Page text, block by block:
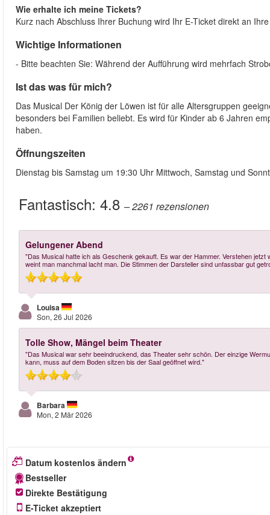
Wie erhalte ich meine Tickets?
Kurz nach Abschluss Ihrer Buchung wird Ihr E-Ticket direkt an
Wichtige Informationen
- Bitte beachten Sie: Während der Aufführung wird mehrfach
Ist das was für mich?
Das Musical Der König der Löwen ist für alle Altersgruppen
besonders bei Familien beliebt. Es wird für Kinder ab 6 Jahren
haben.
Öffnungszeiten
Dienstag bis Samstag um 19:30 Uhr Mittwoch, Samstag und
Fantastisch: 4.8 – 2261 rezensionen
Gelungener Abend
"Das Musical hatte ich als Geschenk gekauft. Es war der Hammer. Verstehen
weint man manchmal lacht man. Die Stimmen der Darsteller sind unfassbar gut
Louisa
Son, 26 Jul 2026
Tolle Show, Mängel beim Theater
"Das Musical war sehr beeindruckend, das Theater sehr schön. Der einzige
kann, muss auf dem Boden sitzen bis der Saal geöffnet wird."
Barbara
Mon, 2 Mär 2026
Datum kostenlos ändern
Bestseller
Direkte Bestätigung
E-Ticket akzeptiert